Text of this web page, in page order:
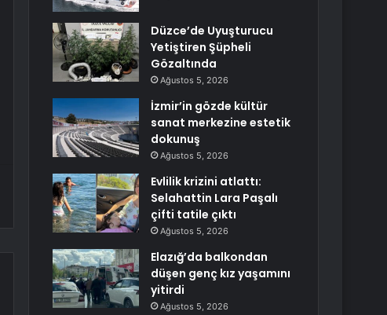
Düzce’de Uyuşturucu
Yetiştiren Şüpheli
Gözaltında
Ağustos 5, 2026
İzmir’in gözde kültür
sanat merkezine estetik
dokunuş
Ağustos 5, 2026
Evlilik krizini atlattı:
Selahattin Lara Paşalı
çifti tatile çıktı
Ağustos 5, 2026
Elazığ’da balkondan
düşen genç kız yaşamını
yitirdi
Ağustos 5, 2026